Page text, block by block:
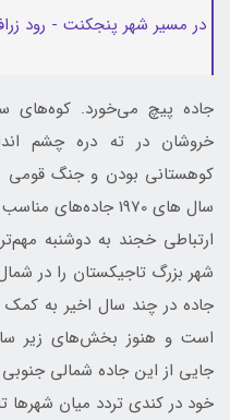
در مسیر شهر پنجکنت - رود
جاده پیچ می‌خورد. کوه‌های
خروشان در ته دره چشم
کوهستانی بودن و جنگ قومی
سال های 1970
ارتباطی خجند به دوشنبه
شهر بزرگ تاجیکستان را در
جاده در چند سال اخیر به
است و هنوز بخش‌های زیر
جایی از این جاده شمالی
خود در کندی تردد میان شهرها